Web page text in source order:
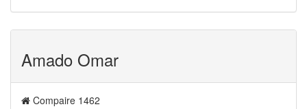
Amado Omar
Compaire 1462